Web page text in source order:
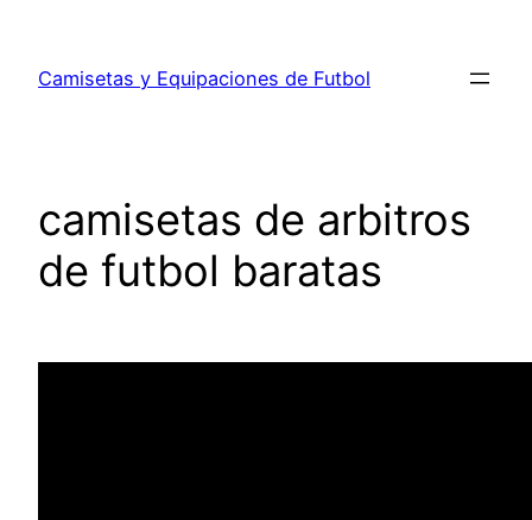
contenido
Camisetas y Equipaciones de Futbol
camisetas de arbitros
de futbol baratas